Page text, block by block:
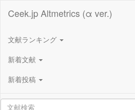
Ceek.jp Altmetrics (α ver.)
文献ランキング
新着文献
新着投稿